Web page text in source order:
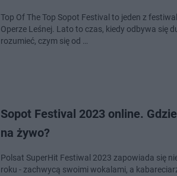
Top Of The Top Sopot Festival to jeden z
Operze Leśnej. Lato to czas, kiedy odbywa się
rozumieć, czym się od …
Sopot Festival 2023 online.
na żywo?
Polsat SuperHit Festiwal 2023 zapowiada się
roku - zachwycą swoimi wokalami, a